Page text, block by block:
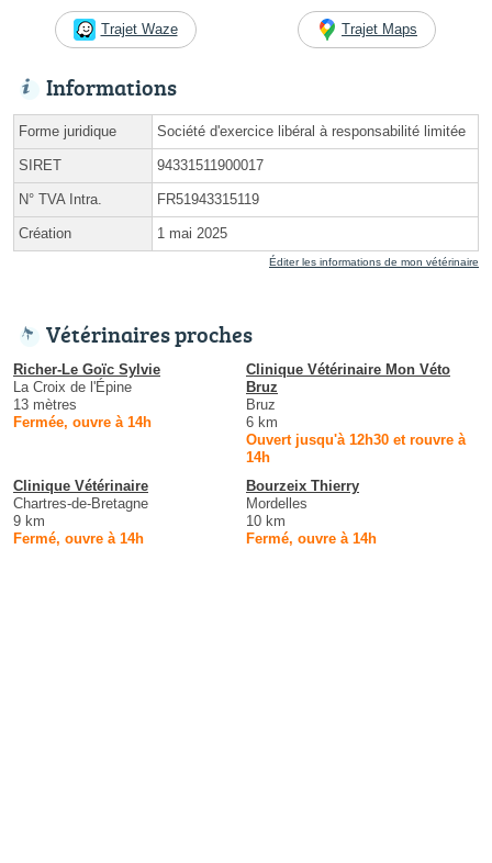
Trajet Waze Trajet Maps
Informations
Forme juridique Société d'exercice libéral à responsabilité limitée
SIRET 94331511900017
N° TVA Intra. FR51943315119
Création 1 mai 2025
Éditer les informations de mon vétérinaire
Vétérinaires proches
Richer-Le Goïc Sylvie
La Croix de l'Épine
13 mètres
Fermée, ouvre à 14h
Clinique Vétérinaire Mon Véto
Bruz
Bruz
6 km
Ouvert jusqu'à 12h30 et rouvre à
14h
Clinique Vétérinaire
Chartres-de-Bretagne
9 km
Fermé, ouvre à 14h
Bourzeix Thierry
Mordelles
10 km
Fermé, ouvre à 14h